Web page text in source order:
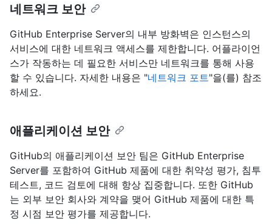
네트워크 보안
GitHub Enterprise Server의 내부 방화벽은 인스턴스의
서비스에 대한 네트워크 액세스를 제한합니다. 어플라이언
스가 작동하는 데 필요한 서비스만 네트워크를 통해 사용
할 수 있습니다. 자세한 내용은 "네트워크 포트"을(를) 참조
하세요.
애플리케이션 보안
GitHub의 애플리케이션 보안 팀은 GitHub Enterprise
Server를 포함하여 GitHub 제품에 대한 취약성 평가, 침투
테스트, 코드 검토에 대해 항상 집중합니다. 또한 GitHub
는 외부 보안 회사와 계약을 맺어 GitHub 제품에 대한 특
정 시점 보안 평가를 제공합니다.